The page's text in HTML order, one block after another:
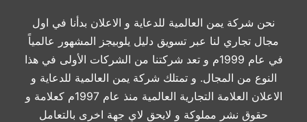
نحن شركة يمن العالمية للدعاية و الاعلان بدأنا في اول
مجال تجاري لنا عبر تسويق دليل يلوبيجز المشهور عالمياً
في عام 1999م و تعد شركتنا من الشركات الأولى في هذا
النوع من المجال. و تمتلك شركة يمن العالمية للدعاية و
الاعلان العلامة التجارية العالمية منذ عام 1997م كعلامة و
حقوق نشر مملوكة و لايحق لاي جهة اخرى بالتعامل